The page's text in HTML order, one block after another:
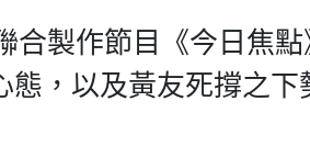
合製作節目《今日焦
，以及黃友死撐之下